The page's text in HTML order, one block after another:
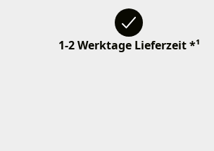
1-2 Werktage Lieferzeit *¹